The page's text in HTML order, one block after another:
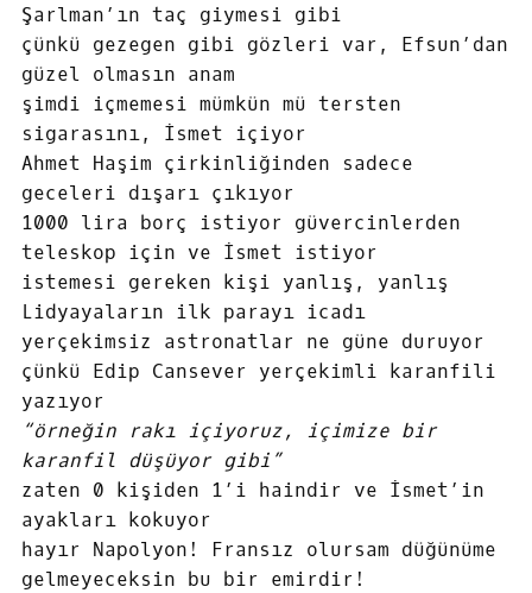
Şarlman’ın taç giymesi gibi
çünkü gezegen gibi gözleri var, Efsun’dan
güzel olmasın anam
şimdi içmemesi mümkün mü tersten
sigarasını, İsmet içiyor
Ahmet Haşim çirkinliğinden sadece
geceleri dışarı çıkıyor
1000 lira borç istiyor güvercinlerden
teleskop için ve İsmet istiyor
istemesi gereken kişi yanlış, yanlış
Lidyayaların ilk parayı icadı
yerçekimsiz astronatlar ne güne duruyor
çünkü Edip Cansever yerçekimli karanfili
yazıyor
“örneğin rakı içiyoruz, içimize bir
karanfil düşüyor gibi”
zaten 0 kişiden 1’i haindir ve İsmet’in
ayakları kokuyor
hayır Napolyon! Fransız olursam düğünüme
gelmeyeceksin bu bir emirdir!